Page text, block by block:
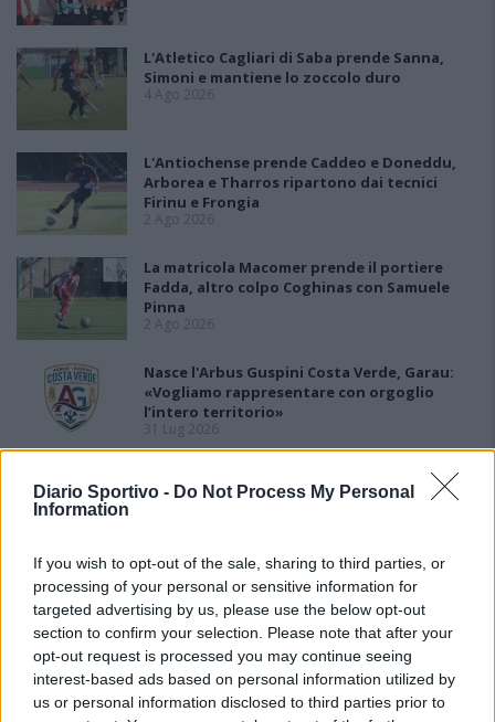
Diario Sportivo - Do Not Process My Personal
Information
If you wish to opt-out of the sale, sharing to third parties, or
processing of your personal or sensitive information for
targeted advertising by us, please use the below opt-out
section to confirm your selection. Please note that after your
opt-out request is processed you may continue seeing
interest-based ads based on personal information utilized by
us or personal information disclosed to third parties prior to
L'Atletico Cagliari di Saba prende Sanna,
Simoni e mantiene lo zoccolo duro
4 Ago 2026
L'Antiochense prende Caddeo e Doneddu,
Arborea e Tharros ripartono dai tecnici
Firinu e Frongia
2 Ago 2026
La matricola Macomer prende il portiere
Fadda, altro colpo Coghinas con Samuele
Pinna
2 Ago 2026
Nasce l'Arbus Guspini Costa Verde, Garau:
«Vogliamo rappresentare con orgoglio
l’intero territorio»
31 Lug 2026
Il Sant'Elena si riprende il difensore Mancusi
28 Lug 2026